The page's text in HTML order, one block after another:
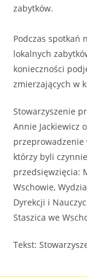
zabytków.
Podczas spotkań
lokalnych
konieczności
zmierzających w
Stowarzyszenie
Annie Jackiewicz
przeprowadzenie
którzy byli
przedsięwzięcia:
Wschowie,
Dyrekcji i
Staszica we
Tekst: